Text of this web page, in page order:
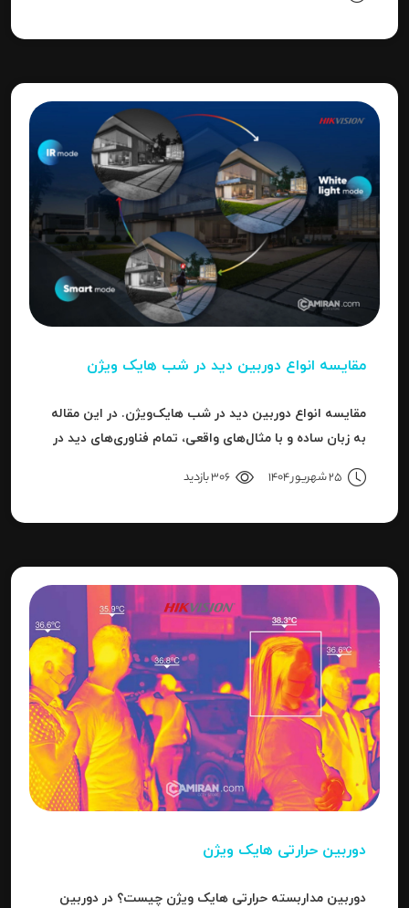
"Invalid Password" را آموزش می‌دهد.
مقایسه انواع دوربین دید در شب هایک‌ ویژن
مقایسه انواع دوربین دید در شب هایک‌ویژن. در این مقاله
به زبان ساده و با مثال‌های واقعی، تمام فناوری‌های دید در
25 شهریور 1404 306 بازدید
دوربین حرارتی هایک ویژن
دوربین مداربسته حرارتی هایک ویژن چیست؟ در دوربین